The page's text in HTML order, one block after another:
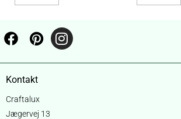
Kontakt
Craftalux
Jægervej 13